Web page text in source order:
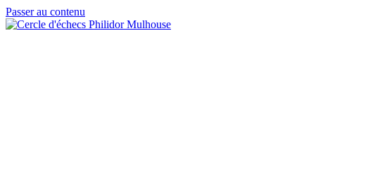
Passer au contenu